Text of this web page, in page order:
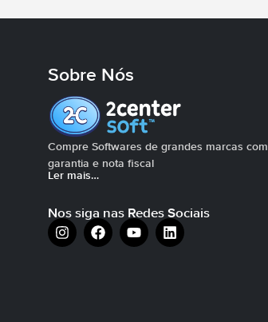
Sobre Nós
Compre Softwares de grandes marcas com
garantia e nota fiscal
Ler mais…
Nos siga nas Redes Sociais